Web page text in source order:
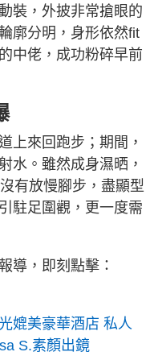
裝，外披非常搶眼的
廓分明，身形依然fit
中佬，成功粉碎早前
上來回跑步；期間，
水。雖然成身濕晒，
有放慢腳步，盡顯型
駐足圍觀，更一度需
導，即刻點擊：
媲美豪華酒店 私人
S.素顏出鏡